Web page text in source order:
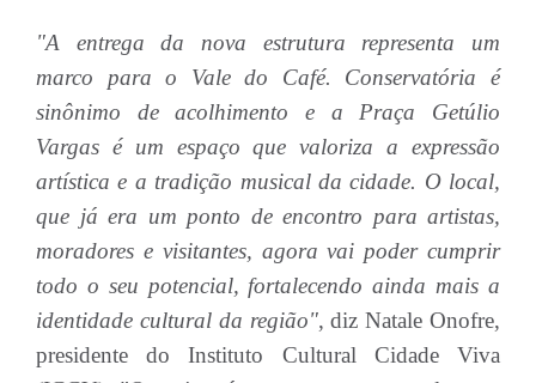
"A entrega da nova estrutura representa um
marco para o Vale do Café. Conservatória é
sinônimo de acolhimento e a Praça Getúlio
Vargas é um espaço que valoriza a expressão
artística e a tradição musical da cidade. O local,
que já era um ponto de encontro para artistas,
moradores e visitantes, agora vai poder cumprir
todo o seu potencial, fortalecendo ainda mais a
identidade cultural da região", diz Natale Onofre,
presidente do Instituto Cultural Cidade Viva